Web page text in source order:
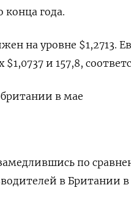
конца года.
на уровне $1,2713​.
и 157,8,
в маe
по
в Британии